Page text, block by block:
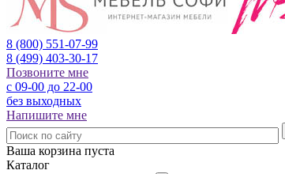
8 (800) 551-07-99
8 (499) 403-30-17
Позвоните мне
с 09-00 до 22-00
без выходных
Напишите мне
Ваша корзина пуста
Каталог